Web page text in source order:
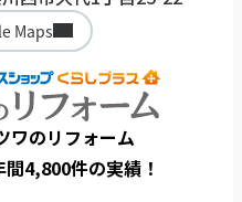
ワのリフォーム
4,800件の実績！
Maps